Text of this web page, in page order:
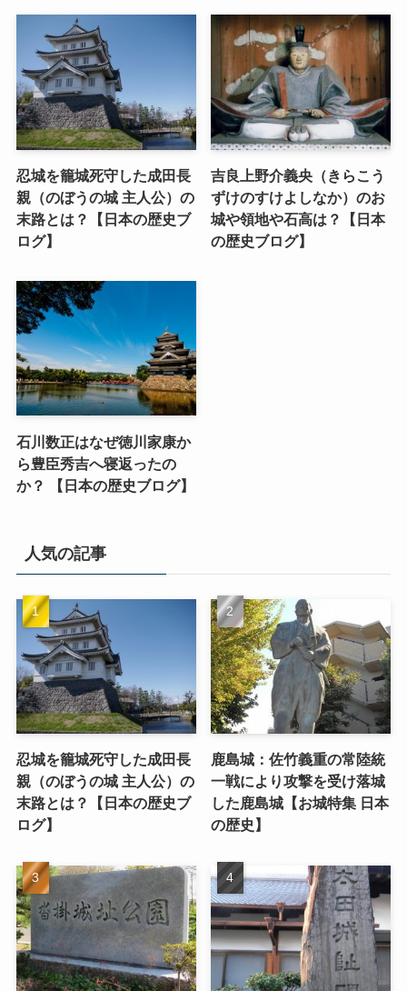
忍城を籠城死守した成田長
親（のぼうの城 主人公）の
末路とは？【日本の歴史ブ
ログ】
吉良上野介義央（きらこう
ずけのすけよしなか）のお
城や領地や石高は？【日本
の歴史ブログ】
石川数正はなぜ徳川家康か
ら豊臣秀吉へ寝返ったの
か？ 【日本の歴史ブログ】
人気の記事
忍城を籠城死守した成田長
親（のぼうの城 主人公）の
末路とは？【日本の歴史ブ
ログ】
鹿島城：佐竹義重の常陸統
一戦により攻撃を受け落城
した鹿島城【お城特集 日本
の歴史】